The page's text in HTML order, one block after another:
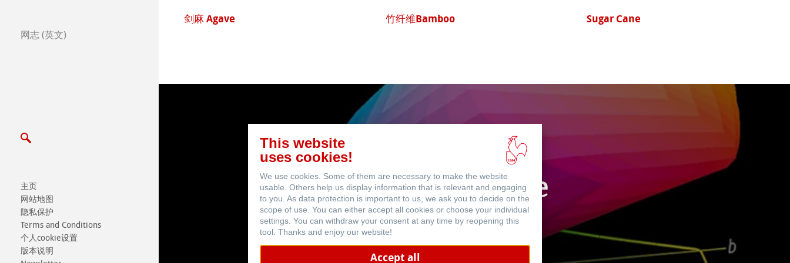
展览会及其他活动 (英文)
网志 (英文)
主页
网站地图
隐私保护
Terms and Conditions
个人cookie设置
版本说明
竹纤维Bamboo Sugar Cane 剑麻 Agave
ICC Profile
This website
uses cookies!
We use cookies. Some of them are necessary to make the website
usable. Others help us display information that is relevant and engaging
to you. As data protection is important to us, we ask you to decide on the
scope of use. You can either accept all cookies or choose your individual
settings. You can withdraw your consent at any time by reopening this
tool. Thanks and enjoy our website!
Accept all